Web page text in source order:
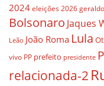
2024 eleições 2026
Bolsonaro Jaques
Leão João Roma Lula
vivo PP prefeito presidente
relacionada-2